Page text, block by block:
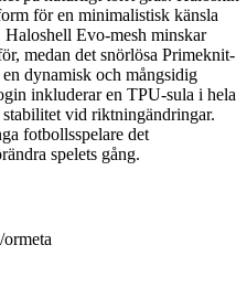
för en minimalistisk känsla
Evo-mesh minskar
medan det snörlösa Primeknit-
dynamisk och mångsidig
inkluderar en TPU-sula i hela
vid riktningändringar.
fotbollsspelare det
spelets gång.